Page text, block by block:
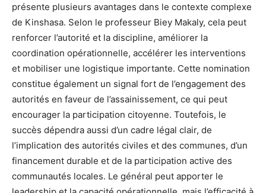
présente plusieurs avantages dans le contexte complexe
de Kinshasa. Selon le professeur Biey Makaly, cela peut
renforcer l’autorité et la discipline, améliorer la
coordination opérationnelle, accélérer les interventions
et mobiliser une logistique importante. Cette nomination
constitue également un signal fort de l’engagement des
autorités en faveur de l’assainissement, ce qui peut
encourager la participation citoyenne. Toutefois, le
succès dépendra aussi d’un cadre légal clair, de
l’implication des autorités civiles et des communes, d’un
financement durable et de la participation active des
communautés locales. Le général peut apporter le